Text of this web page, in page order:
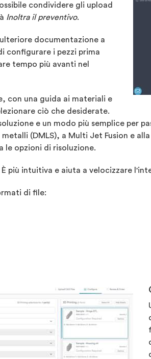
condividere gli upload
Inoltra il preventivo.
documentazione a
configurare i pezzi prima
tempo più avanti nel
con una guida ai materiali e
ciò che desiderate.
e un modo più semplice per
(DMLS), a Multi Jet Fusion e
le opzioni di risoluzione.
più intuitiva e aiuta a velocizzare
di file: